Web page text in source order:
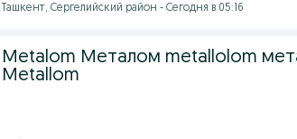
Ташкент, Сергелийский район - Сегодня в 05:16
Metalom Металом metallolom
Metallom